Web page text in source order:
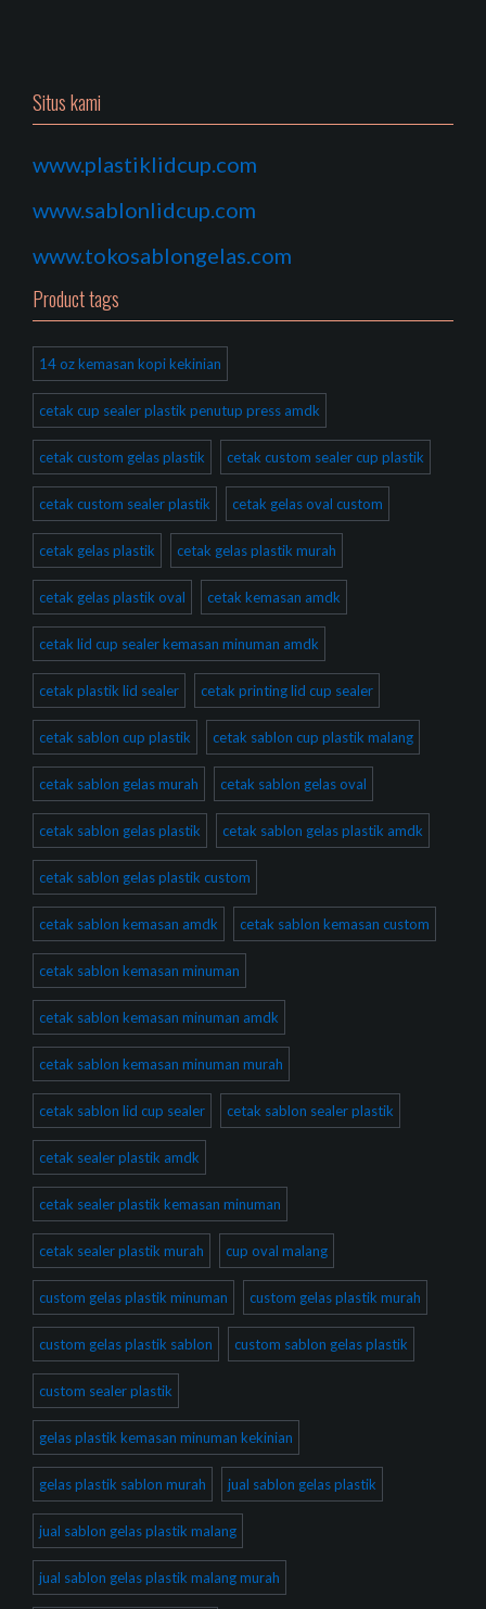
Situs kami
www.plastiklidcup.com
www.sablonlidcup.com
www.tokosablongelas.com
Product tags
14 oz kemasan kopi kekinian
cetak cup sealer plastik penutup press amdk
cetak custom gelas plastik cetak custom sealer cup plastik
cetak custom sealer plastik cetak gelas oval custom
cetak gelas plastik cetak gelas plastik murah
cetak gelas plastik oval cetak kemasan amdk
cetak lid cup sealer kemasan minuman amdk
cetak plastik lid sealer cetak printing lid cup sealer
cetak sablon cup plastik cetak sablon cup plastik malang
cetak sablon gelas murah cetak sablon gelas oval
cetak sablon gelas plastik cetak sablon gelas plastik amdk
cetak sablon gelas plastik custom
cetak sablon kemasan amdk cetak sablon kemasan custom
cetak sablon kemasan minuman
cetak sablon kemasan minuman amdk
cetak sablon kemasan minuman murah
cetak sablon lid cup sealer cetak sablon sealer plastik
cetak sealer plastik amdk
cetak sealer plastik kemasan minuman
cetak sealer plastik murah cup oval malang
custom gelas plastik minuman custom gelas plastik murah
custom gelas plastik sablon custom sablon gelas plastik
custom sealer plastik
gelas plastik kemasan minuman kekinian
gelas plastik sablon murah jual sablon gelas plastik
jual sablon gelas plastik malang
jual sablon gelas plastik malang murah